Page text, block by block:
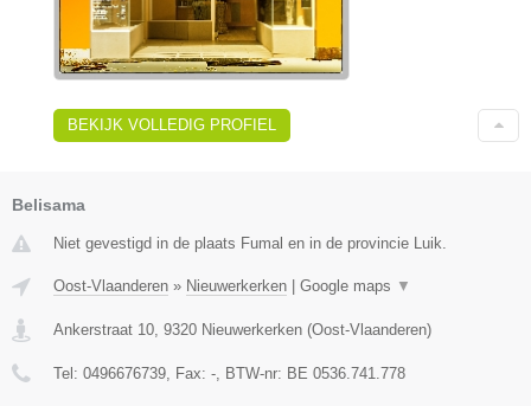
BEKIJK VOLLEDIG PROFIEL
Belisama
Niet gevestigd in de plaats Fumal en in de provincie Luik.
Oost-Vlaanderen » Nieuwerkerken | Google maps ▼
Ankerstraat 10 9320 Nieuwerkerken (Oost-Vlaanderen)
Tel: 0496676739 , Fax: - , BTW-nr: BE 0536.741.778